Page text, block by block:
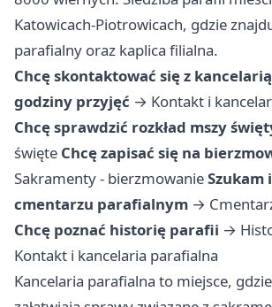
Katowicach-Piotrowicach, gdzie
parafialny oraz kaplica filialna.
Chcę skontaktować się z
godziny przyjęć → Kontakt i
Chcę sprawdzić rozkład mszy
święte Chcę zapisać się na
Sakramenty - bierzmowanieSzukam
cmentarzu parafialnym →
Chcę poznać historię parafii →
Kontakt i kancelaria parafialna
Kancelaria parafialna to miejsce,